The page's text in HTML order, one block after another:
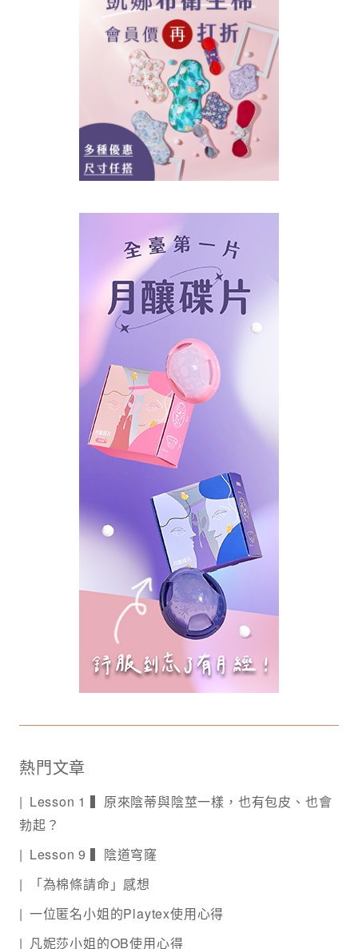
熱門文章
Lesson 1 ▍原來陰蒂與陰莖一樣，也有包皮、也會
勃起？
Lesson 9 ▍陰道穹窿
「為棉條請命」感想
一位匿名小姐的Playtex使用心得
凡妮莎小姐的OB使用心得